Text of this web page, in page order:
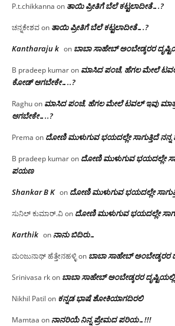
P.t.chikkanna on ತಾಯಿ ಪ್ರೀತಿಗೆ ಬೆಲೆ ಕಟ್ಟಲಾದೀತೆ….?
ಚನ್ನಕೇಶವon ತಾಯಿ ಪ್ರೀತಿಗೆ ಬೆಲೆ ಕಟ್ಟಲಾದೀತೆ….?
Kantharaju k on ಬಾಬಾ ಸಾಹೇಬ್ ಅಂಬೇಡ್ಕರರ
B pradeep kumaron ಮಾಸಿದ ಪಂಚೆ, ಹೆಗಲ ಮೇಲೆ ಟವಲ್‌
ಕೋಡ್ ಆಗಬೇಕೇ…..?‌
Raghuon ಮಾಸಿದ ಪಂಚೆ, ಹೆಗಲ ಮೇಲೆ ಟವಲ್‌ ಇವು
ಆಗಬೇಕೇ…..?‌
Prema on ದೋಣಿ ಮುಳುಗುವ ಭಯದಲ್ಲೇ ಸಾಗುತ್ತಿದೆ
B pradeep kumaron ದೋಣಿ ಮುಳುಗುವ ಭಯದಲ್ಲೇ
ಪಯಣ
Shankar B K on ದೋಣಿ ಮುಳುಗುವ ಭಯದಲ್ಲೇ
ಸುನಿಲ್ ಕುಮಾರ್.ವಿon ದೋಣಿ ಮುಳುಗುವ ಭಯದಲ್ಲೇ
Karthik on ನಾನು ಬಿದಿರು…
ಮಂಜುನಾಥ್ ಹೆತ್ತೇನಹಳ್ಳಿon ಬಾಬಾ ಸಾಹೇಬ್ ಅಂಬೇಡ್ಕರರ
Srinivasa rkon ಬಾಬಾ ಸಾಹೇಬ್ ಅಂಬೇಡ್ಕರರ
Nikhil Patil on ಕನ್ನಡ ಭಾಷೆ ಶೋಕಿಯಾಗದಿರಲಿ
Mamtaa on ನಾನರಿಯೆ ನಿನ್ನ ಪ್ರೇಮದ ಪರಿಯ…!!!